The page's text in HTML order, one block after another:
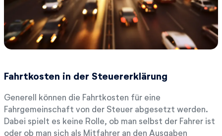
Fahrtkosten in der Steuererklärung
Generell können die Fahrtkosten für eine
Fahrgemeinschaft von der Steuer abgesetzt werden.
Dabei spielt es keine Rolle, ob man selbst der Fahrer ist
oder ob man sich als Mitfahrer an den Ausgaben